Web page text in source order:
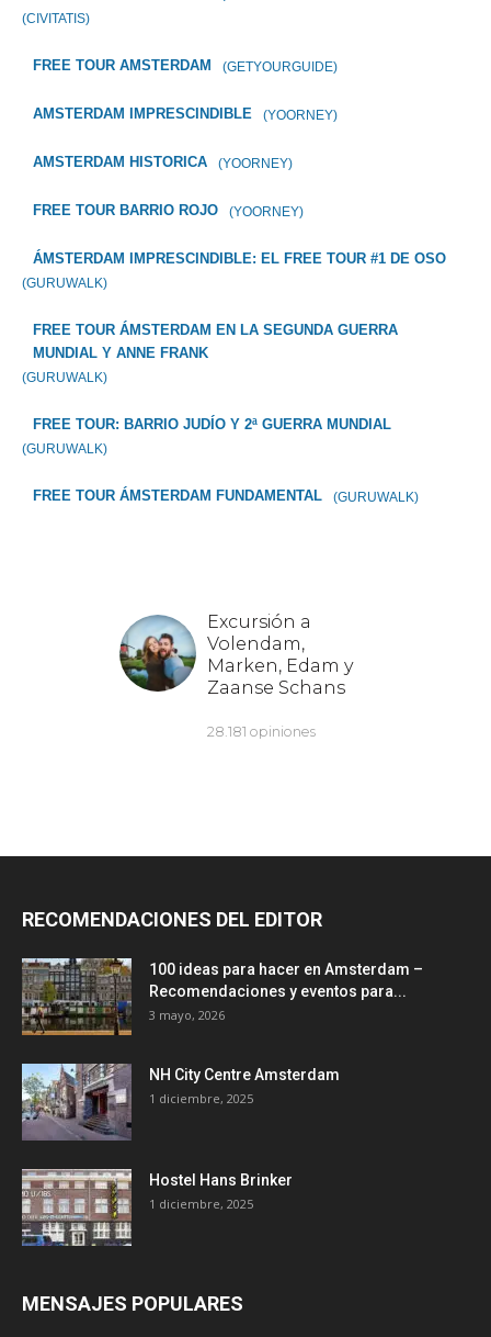
(CIVITATIS)
FREE TOUR AMSTERDAM (GETYOURGUIDE)
AMSTERDAM IMPRESCINDIBLE (YOORNEY)
AMSTERDAM HISTORICA (YOORNEY)
FREE TOUR BARRIO ROJO (YOORNEY)
ÁMSTERDAM IMPRESCINDIBLE: EL FREE TOUR #1 DE OSO
(GURUWALK)
FREE TOUR ÁMSTERDAM EN LA SEGUNDA GUERRA
MUNDIAL Y ANNE FRANK
(GURUWALK)
FREE TOUR: BARRIO JUDÍO Y 2ª GUERRA MUNDIAL
(GURUWALK)
FREE TOUR ÁMSTERDAM FUNDAMENTAL (GURUWALK)
RECOMENDACIONES DEL EDITOR
100 ideas para hacer en Amsterdam –
Recomendaciones y eventos para...
3 mayo, 2026
NH City Centre Amsterdam
1 diciembre, 2025
Hostel Hans Brinker
1 diciembre, 2025
MENSAJES POPULARES